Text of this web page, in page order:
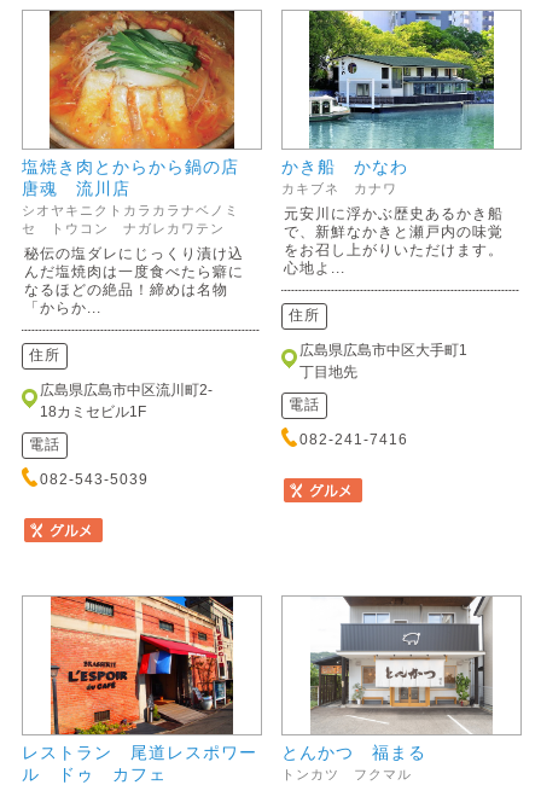
塩焼き肉とからから鍋の店
唐魂 流川店
シオヤキニクトカラカラナベノミ
セ トウコン ナガレカワテン
秘伝の塩ダレにじっくり漬け込
んだ塩焼肉は一度食べたら癖に
なるほどの絶品！締めは名物
「からか...
住所
広島県広島市中区流川町2-
18カミセビル1F
電話
082-543-5039
かき船 かなわ
カキブネ カナワ
元安川に浮かぶ歴史あるかき船
で、新鮮なかきと瀬戸内の味覚
をお召し上がりいただけます。
心地よ...
住所
広島県広島市中区大手町1
丁目地先
電話
082-241-7416
レストラン 尾道レスポワー
ル ドゥ カフェ
とんかつ 福まる
トンカツ フクマル